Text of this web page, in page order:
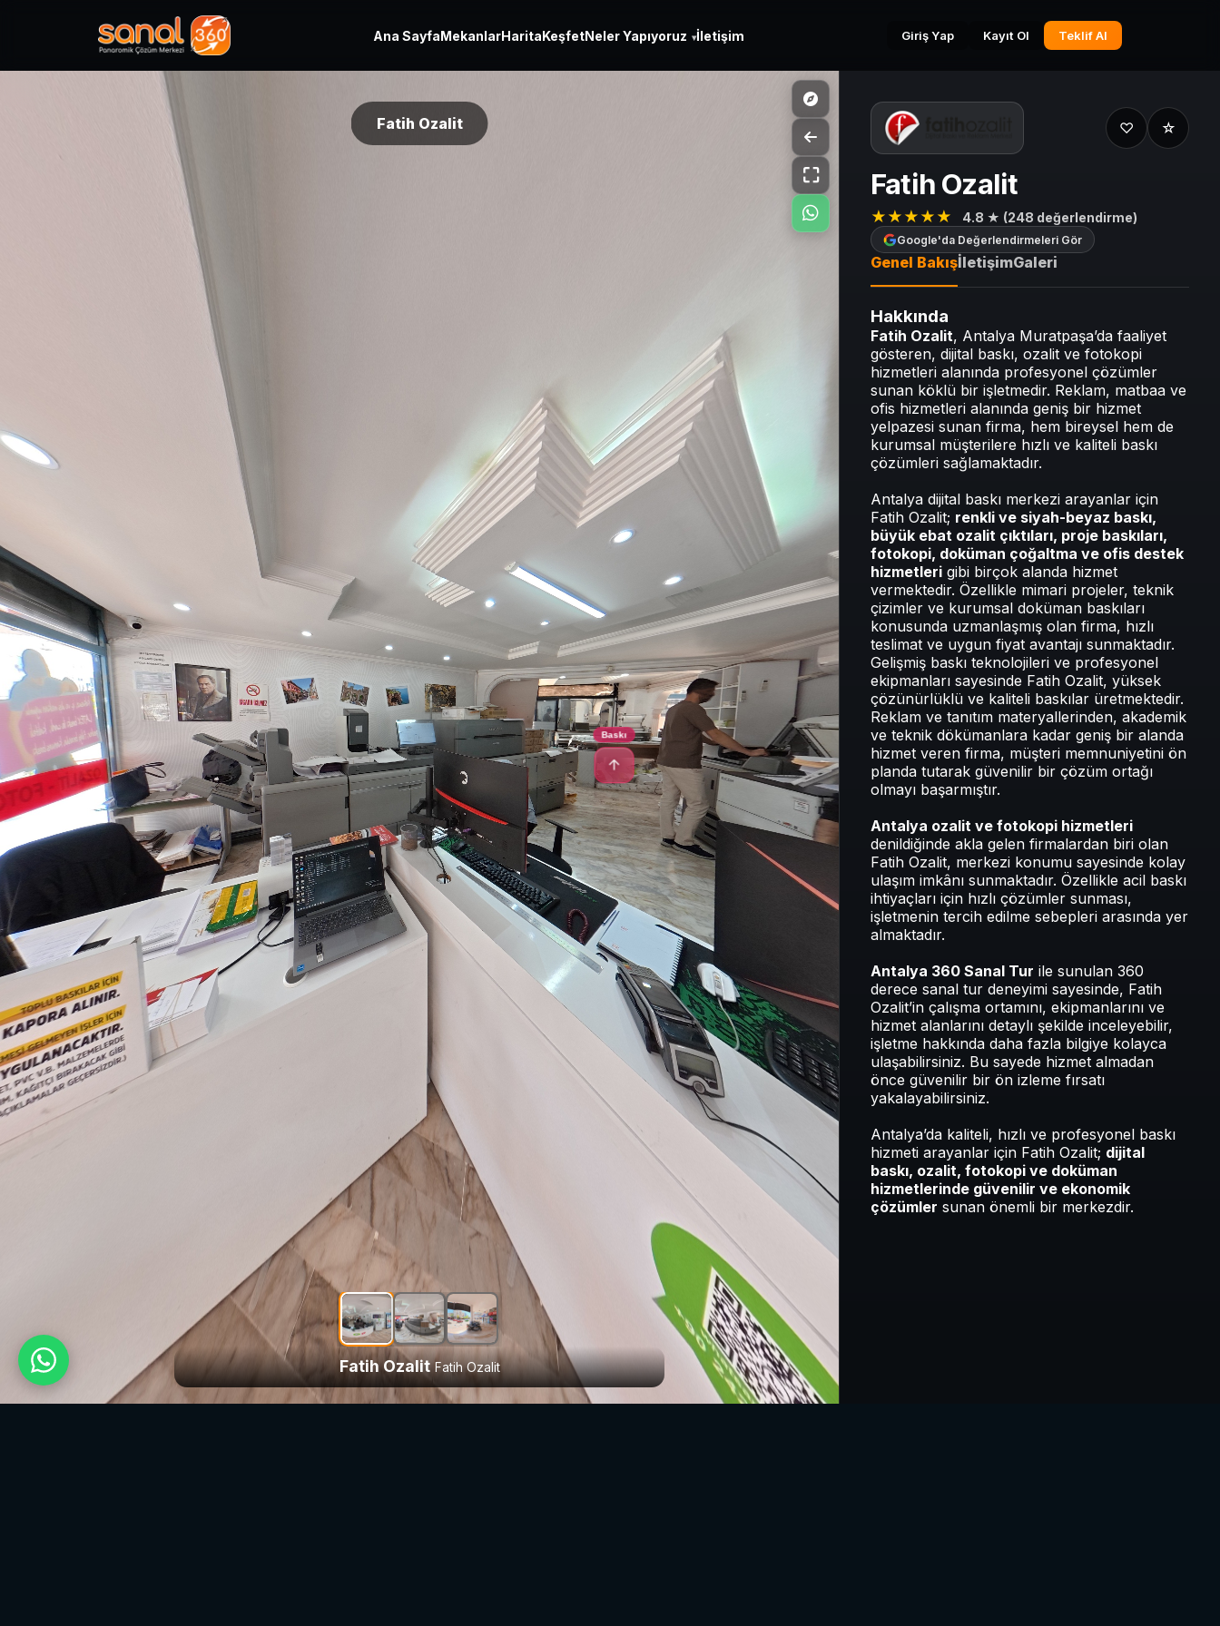
Ana SayfaMekanlarHaritaKeşfetNeler Yapıyoruz ▾İletişim Giriş Yap Kayıt Ol Teklif Al
Fatih Ozalit
Baskı
⛶
Fatih Ozalit
Baskı Kapı Önü
Fatih Ozalit Fatih Ozalit
♡ ☆
Fatih Ozalit
★★★★★ 4.8 ★ (248 değerlendirme)
Google'da Değerlendirmeleri Gör
Genel BakışİletişimGaleri
Hakkında
Fatih Ozalit, Antalya Muratpaşa’da faaliyet
gösteren, dijital baskı, ozalit ve fotokopi
hizmetleri alanında profesyonel çözümler
sunan köklü bir işletmedir. Reklam, matbaa ve
ofis hizmetleri alanında geniş bir hizmet
yelpazesi sunan firma, hem bireysel hem de
kurumsal müşterilere hızlı ve kaliteli baskı
çözümleri sağlamaktadır.
Antalya dijital baskı merkezi arayanlar için
Fatih Ozalit; renkli ve siyah-beyaz baskı,
büyük ebat ozalit çıktıları, proje baskıları,
fotokopi, doküman çoğaltma ve ofis destek
hizmetleri gibi birçok alanda hizmet
vermektedir. Özellikle mimari projeler, teknik
çizimler ve kurumsal doküman baskıları
konusunda uzmanlaşmış olan firma, hızlı
teslimat ve uygun fiyat avantajı sunmaktadır.
Gelişmiş baskı teknolojileri ve profesyonel
ekipmanları sayesinde Fatih Ozalit, yüksek
çözünürlüklü ve kaliteli baskılar üretmektedir.
Reklam ve tanıtım materyallerinden, akademik
ve teknik dökümanlara kadar geniş bir alanda
hizmet veren firma, müşteri memnuniyetini ön
planda tutarak güvenilir bir çözüm ortağı
olmayı başarmıştır.
Antalya ozalit ve fotokopi hizmetleri
denildiğinde akla gelen firmalardan biri olan
Fatih Ozalit, merkezi konumu sayesinde kolay
ulaşım imkânı sunmaktadır. Özellikle acil baskı
ihtiyaçları için hızlı çözümler sunması,
işletmenin tercih edilme sebepleri arasında yer
almaktadır.
Antalya 360 Sanal Tur ile sunulan 360
derece sanal tur deneyimi sayesinde, Fatih
Ozalit’in çalışma ortamını, ekipmanlarını ve
hizmet alanlarını detaylı şekilde inceleyebilir,
işletme hakkında daha fazla bilgiye kolayca
ulaşabilirsiniz. Bu sayede hizmet almadan
önce güvenilir bir ön izleme fırsatı
yakalayabilirsiniz.
Antalya’da kaliteli, hızlı ve profesyonel baskı
hizmeti arayanlar için Fatih Ozalit; dijital
baskı, ozalit, fotokopi ve doküman
hizmetlerinde güvenilir ve ekonomik
çözümler sunan önemli bir merkezdir.